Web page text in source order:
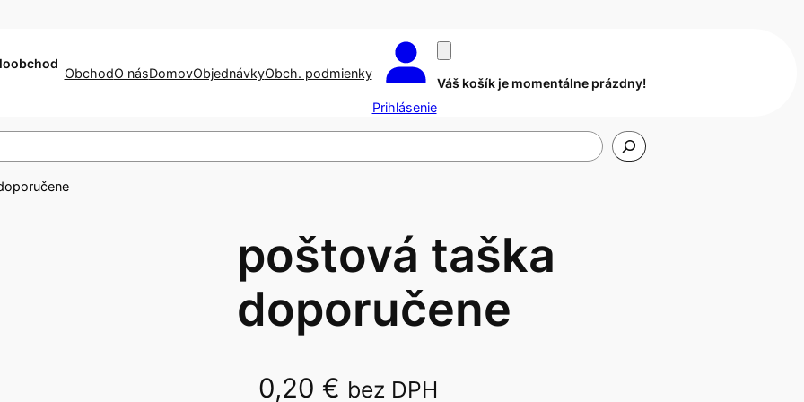
ObchodO násDomovObjednávkyObch. podmienky
Prihlásenie
Váš košík je momentálne prázdny!
poštová taška
doporučene
0,20 € bez DPH